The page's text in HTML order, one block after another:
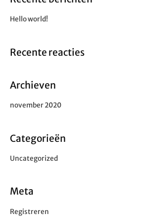
k
n
r
Hello world!
Recente reacties
Archieven
november 2020
Categorieën
Uncategorized
Meta
Registreren